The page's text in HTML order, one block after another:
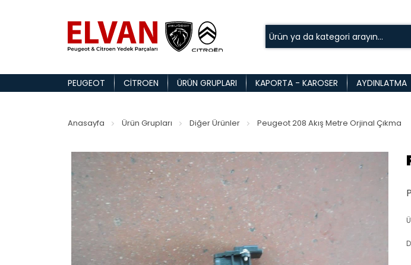
PEUGEOT CITROEN ÜRÜN GRUPLARI KAPORTA - KAROSER AYDINLATMA
Anasayfa Ürün Grupları Diğer Ürünler Peugeot 208 Akış Metre Orjinal Çıkma